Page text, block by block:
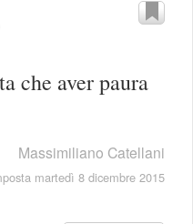
che aver paura
Massimiliano Catellani
martedì 8 dicembre 2015